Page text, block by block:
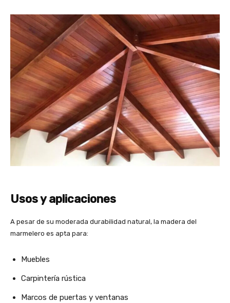
Usos y aplicaciones
A pesar de su moderada durabilidad natural, la madera del
marmelero es apta para:
Muebles
Carpintería rústica
Marcos de puertas y ventanas